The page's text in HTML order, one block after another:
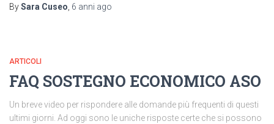
BySara Cuseo 6 anni ago
ARTICOLI
FAQ SOSTEGNO ECONOMICO ASO
Un breve video per rispondere alle domande più frequenti di questi
ultimi giorni. Ad oggi sono le uniche risposte certe che si possono